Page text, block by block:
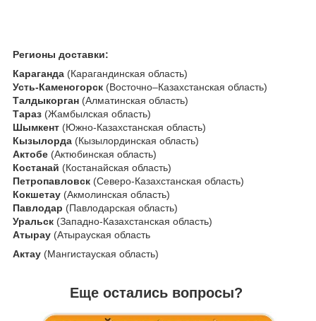
Регионы доставки:
Караганда (Карагандинская область)
Усть-Каменогорск (Восточно–Казахстанская область)
Талдыкорган (Алматинская область)
Тараз (Жамбылская область)
Шымкент (Южно-Казахстанская область)
Кызылорда (Кызылординская область)
Актобе (Актюбинская область)
Костанай (Костанайская область)
Петропавловск (Северо-Казахстанская область)
Кокшетау (Акмолинская область)
Павлодар (Павлодарская область)
Уральск (Западно-Казахстанская область)
Атырау (Атырауская область
Актау (Мангистауская область)
Еще остались вопросы?